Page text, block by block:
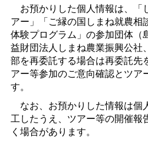
お預かりした個人情報は、「
アー」「ご縁の国しまね就農相
体験プログラム」の参加団体（
益財団法人しまね農業振興公社
部を再委託する場合は再委託先
アー等参加のご意向確認とツア
す。
なお、お預かりした情報は個
工したうえ、ツアー等の開催報
く場合があります。